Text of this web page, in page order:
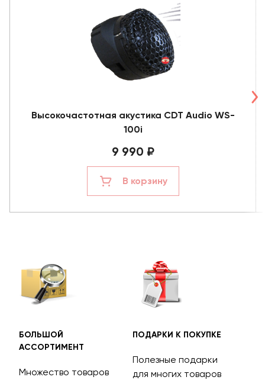
Высокочастотная акустика CDT Audio WS-
100i
9 990 ₽
В корзину
БОЛЬШОЙ
АССОРТИМЕНТ
Множество товаров
ПОДАРКИ К ПОКУПКЕ
Полезные подарки
для многих товаров